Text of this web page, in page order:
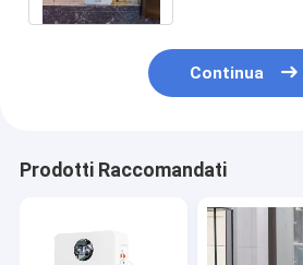
Continua
Prodotti Raccomandati